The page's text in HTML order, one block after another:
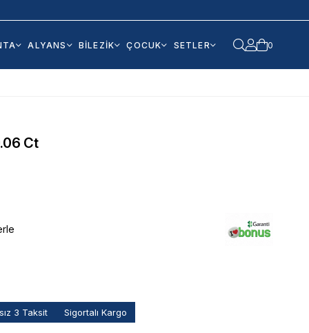
ALYANS BİLEZİK ÇOCUK SETLER 0
Ct
3 Taksit Sigortalı Kargo